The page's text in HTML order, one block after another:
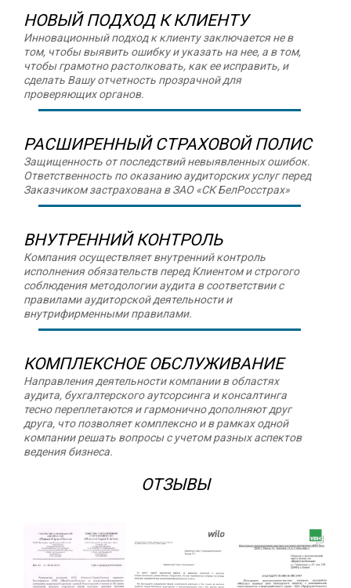
НОВЫЙ ПОДХОД К КЛИЕНТУ
Инновационный подход к клиенту заключается не в
том, чтобы выявить ошибку и указать на нее, а в том,
чтобы грамотно растолковать, как ее исправить, и
сделать Вашу отчетность прозрачной для
проверяющих органов.
РАСШИРЕННЫЙ СТРАХОВОЙ ПОЛИС
Защищенность от последствий невыявленных ошибок.
Ответственность по оказанию аудиторских услуг перед
Заказчиком застрахована в ЗАО «СК БелРосстрах»
ВНУТРЕННИЙ КОНТРОЛЬ
Компания осуществляет внутренний контроль
исполнения обязательств перед Клиентом и строгого
соблюдения методологии аудита в соответствии с
правилами аудиторской деятельности и
внутрифирменными правилами.
КОМПЛЕКСНОЕ ОБСЛУЖИВАНИЕ
Направления деятельности компании в областях
аудита, бухгалтерского аутсорсинга и консалтинга
тесно переплетаются и гармонично дополняют друг
друга, что позволяет комплексно и в рамках одной
компании решать вопросы с учетом разных аспектов
ведения бизнеса.
ОТЗЫВЫ